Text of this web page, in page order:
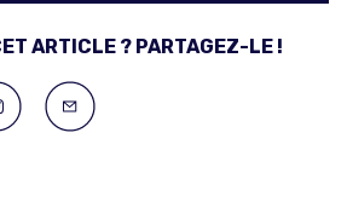
ARTICLE ? PARTAGEZ-LE !